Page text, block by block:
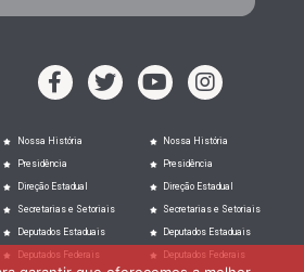
Nossa História
Presidência
Direção Estadual
Secretarias e Setoriais
Deputados Estaduais
Deputados Federais
Nossa História
Presidência
Direção Estadual
Secretarias e Setoriais
Deputados Estaduais
Deputados Federais